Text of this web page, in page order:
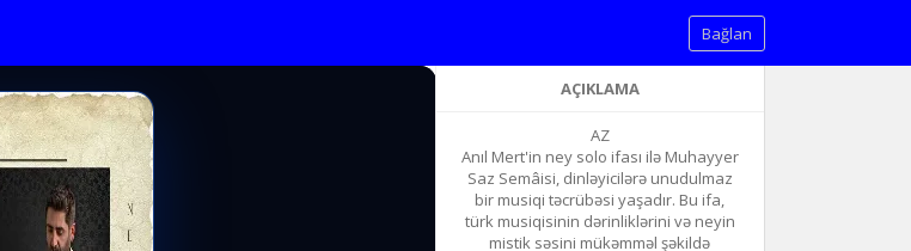
Bağlan
AÇIKLAMA
AZ
Anıl Mert'in ney solo ifası ilə Muhayyer
Saz Semâisi, dinləyicilərə unudulmaz
bir musiqi təcrübəsi yaşadır. Bu ifa,
türk musiqisinin dərinliklərini və neyin
mistik səsini mükəmməl şəkildə